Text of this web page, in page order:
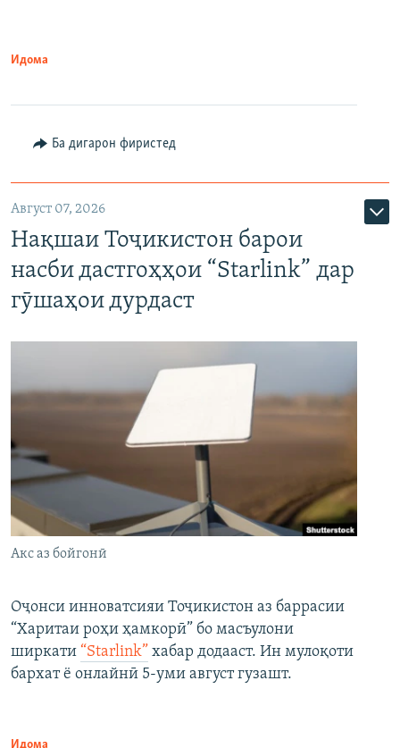
Идома
Ба дигарон фиристед
Август 07, 2026
Нақшаи Тоҷикистон барои
насби дастгоҳҳои “Starlink” дар
гӯшаҳои дурдаст
Акс аз бойгонӣ
Оҷонси инноватсияи Тоҷикистон аз баррасии
“Харитаи роҳи ҳамкорӣ” бо масъулони
ширкати “Starlink” хабар додааст. Ин мулоқоти
бархат ё онлайнӣ 5-уми август гузашт.
Идома